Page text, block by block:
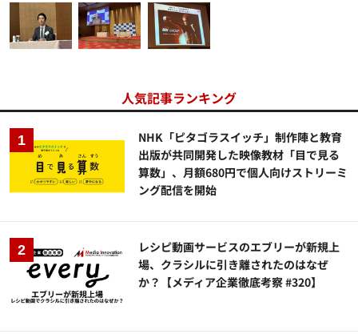
人気記事ランキング
NHK「ピタゴラスイッチ」制作陣と教育
出版が共同開発した映像教材「目で見る
算数」、月額680円で個人向けストリーミ
ング配信を開始
レシピ動画サービスのエブリーが新規上
場、クラシルに引き離されたのはなぜ
か？【メディア企業徹底考察 #320】